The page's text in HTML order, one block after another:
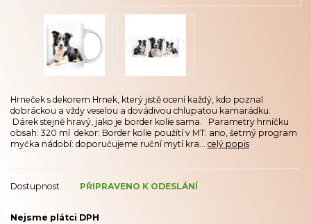
Hrneček s dekorem Hrnek, který jistě ocení každý, kdo poznal
dobráckou a vždy veselou a dovádivou chlupatou kamarádku.
Dárek stejně hravý, jako je border kolie sama. Parametry hrníčku
obsah: 320 ml dekor: Border kolie použití v MT: ano, šetrný program
myčka nádobí: doporučujeme ruční mytí kra... celý popis
Dostupnost PŘIPRAVENO K ODESLÁNÍ
Nejsme plátci DPH